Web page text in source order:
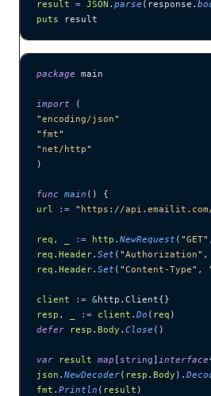
result = JSON . parse (response.
puts result
package main
import (
"encoding/json"
" fmt"
" net/http"
)
func main () {
url
:= " https://api.emailit.com/
req , := http . NewRequest ( "GET"
req . Header. Set ( "Authorization" ,
req . Header. Set ( "Content-Type" ,
client := &http.Client{}
resp , := client . Do ( req )
defer resp . Body . Close ()
var result map [ string] interface
json . NewDecoder( resp . Body ).
fmt . Println ( result )